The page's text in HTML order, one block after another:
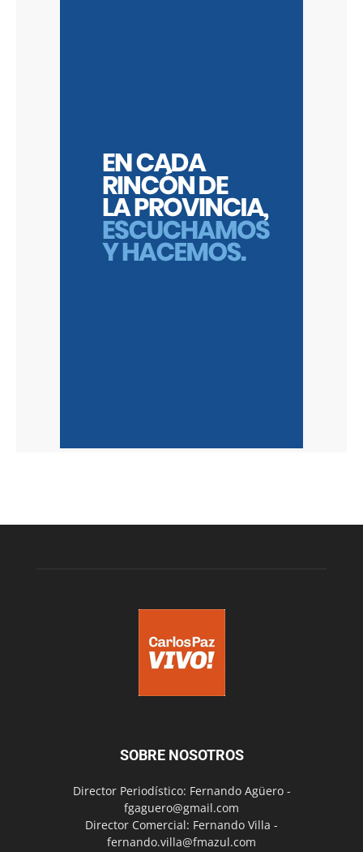
SOBRE NOSOTROS
Director Periodístico: Fernando Agüero -
fgaguero@gmail.com
Director Comercial: Fernando Villa -
fernando.villa@fmazul.com